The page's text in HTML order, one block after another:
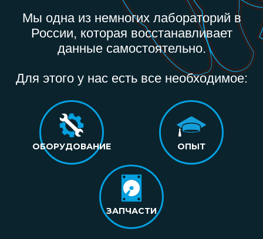
Мы одна из немногих лабораторий в
России, которая восстанавливает
данные самостоятельно.
Для этого у нас есть все необходимое:
ОБОРУДОВАНИЕ ОПЫТ
ЗАПЧАСТИ